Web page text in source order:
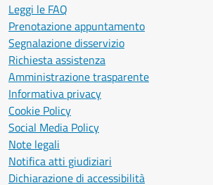
Leggi le FAQ
Prenotazione appuntamento
Segnalazione disservizio
Richiesta assistenza
Amministrazione trasparente
Informativa privacy
Cookie Policy
Social Media Policy
Note legali
Notifica atti giudiziari
Dichiarazione di accessibilità